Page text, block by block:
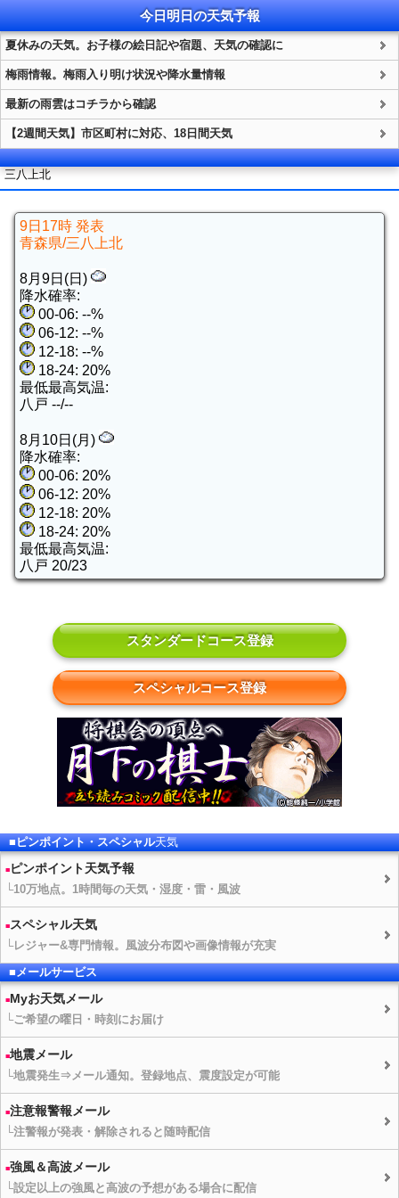
今日明日の天気予報
夏休みの天気。お子様の絵日記や宿題、天気の確認に
梅雨情報。梅雨入り明け状況や降水量情報
最新の雨雲はコチラから確認
【2週間天気】市区町村に対応、18日間天気
三八上北
9日17時 発表
青森県/三八上北
8月9日(日)
降水確率:
00-06: --%
06-12: --%
12-18: --%
18-24: 20%
最低最高気温:
八戸 --/--
8月10日(月)
降水確率:
00-06: 20%
06-12: 20%
12-18: 20%
18-24: 20%
最低最高気温:
八戸 20/23
スタンダードコース登録
スペシャルコース登録
■ピンポイント・スペシャル天気
ピンポイント天気予報
└10万地点。1時間毎の天気 ・湿度・雷・風波
スペシャル天気
└レジャー&専門情報。風波分布図や画像情報が充実
■メールサービス
Myお天気メール
└ご希望の曜日・時刻にお届け
地震メール
└地震発生⇒メール通知。登録地点、震度設定が可能
注意報警報メール
└注警報が発表・解除されると随時配信
強風＆高波メール
└設定以上の強風と高波の予想がある場合に配信